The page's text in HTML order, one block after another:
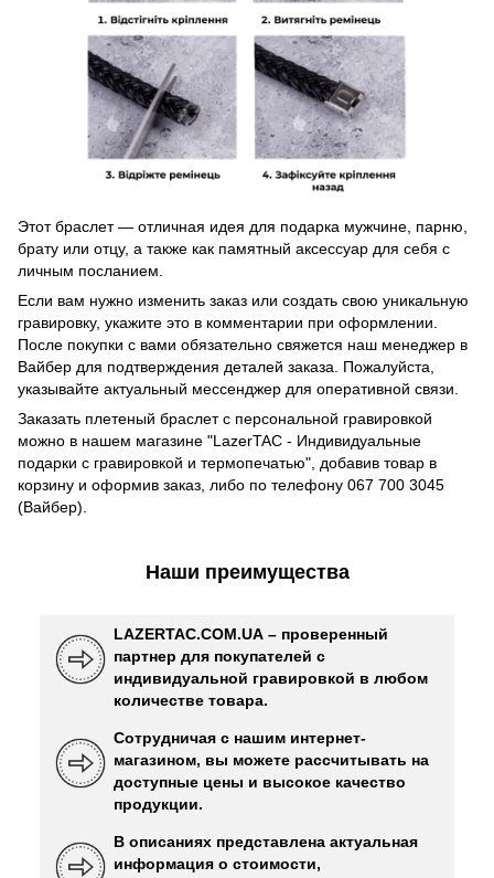
Этот браслет — отличная идея для подарка мужчине, парню,
брату или отцу, а также как памятный аксессуар для себя с
личным посланием.
Если вам нужно изменить заказ или создать свою уникальную
гравировку, укажите это в комментарии при оформлении.
После покупки с вами обязательно свяжется наш менеджер в
Вайбер для подтверждения деталей заказа. Пожалуйста,
указывайте актуальный мессенджер для оперативной связи.
Заказать плетеный браслет с персональной гравировкой
можно в нашем магазине "LazerTAC - Индивидуальные
подарки с гравировкой и термопечатью", добавив товар в
корзину и оформив заказ, либо по телефону 067 700 3045
(Вайбер).
Наши преимущества
LAZERTAC.COM.UA – проверенный
партнер для покупателей с
индивидуальной гравировкой в ​​любом
количестве товара.
Сотрудничая с нашим интернет-
магазином, вы можете рассчитывать на
доступные цены и высокое качество
продукции.
В описаниях представлена ​​актуальная
информация о стоимости,